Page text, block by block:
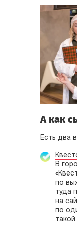
А как
Есть два
В
по
туда
на
по